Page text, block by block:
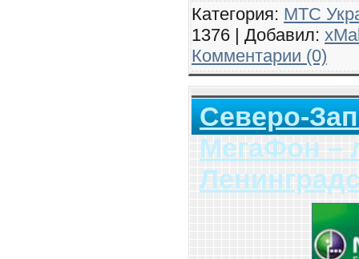
Категория: МТС
1376 | Добавил:
Комментарии (0)
Северо-
МегаФон –